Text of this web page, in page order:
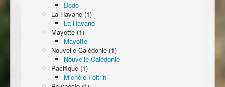
Dodo
La Havane (1)
La Havane
Mayotte (1)
Mayotte
Nouvelle Calédonie (1)
Nouvelle Calédonie
Pacifique (1)
Michèle Feltrin